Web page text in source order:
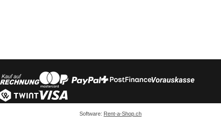
Software: Rent-a-Shop.ch